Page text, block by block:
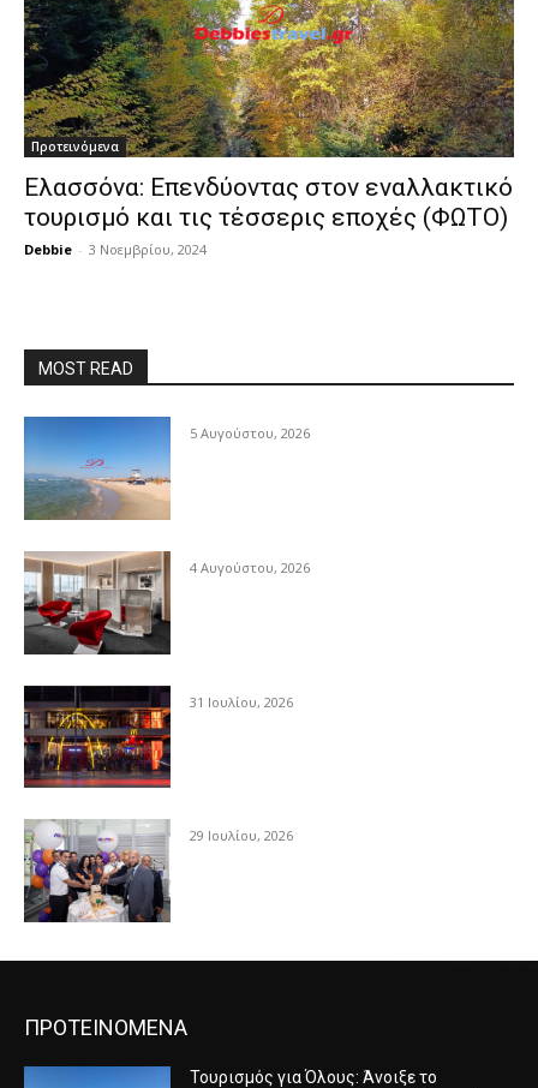
Προτεινόμενα
Ελασσόνα: Επενδύοντας στον εναλλακτικό
τουρισμό και τις τέσσερις εποχές (ΦΩΤΟ)
Debbie - 3 Νοεμβρίου, 2024
MOST READ
5 Αυγούστου, 2026
4 Αυγούστου, 2026
31 Ιουλίου, 2026
29 Ιουλίου, 2026
ΠΡΟΤΕΙΝΟΜΕΝΑ
Τουρισμός για Όλους: Άνοιξε το